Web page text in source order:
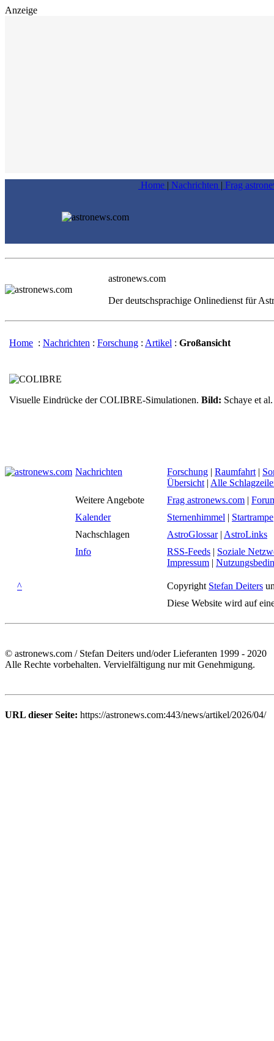
Anzeige
Home | Nachrichten | Frag
astronews.com
Der deutschsprachige Onlinedienst für
Home : Nachrichten : Forschung : Artikel : Großansicht
Visuelle Eindrücke der COLIBRE-Simulationen. Bild: Schaye et
Nachrichten Forschung | Raumfahrt |
Übersicht | Alle
Weitere Angebote
Frag astronews.com |
Kalender
Sternenhimmel | Startrampe
Nachschlagen
AstroGlossar| AstroLinks
Info
RSS-Feeds | Soziale
Impressum |
^ Copyright Stefan Deiters
Diese Website wird auf
© astronews.com / Stefan Deiters und/oder Lieferanten 1999 - 2020
Alle Rechte vorbehalten. Vervielfältigung nur mit Genehmigung.
URL dieser Seite: https://astronews.com:443/news/artikel/2026/04/